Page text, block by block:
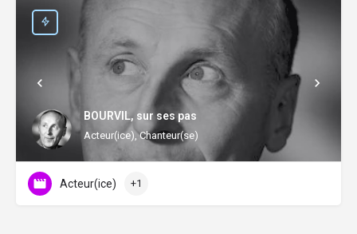
BOURVIL, sur ses pas
Acteur(ice), Chanteur(se)
Acteur(ice) +1